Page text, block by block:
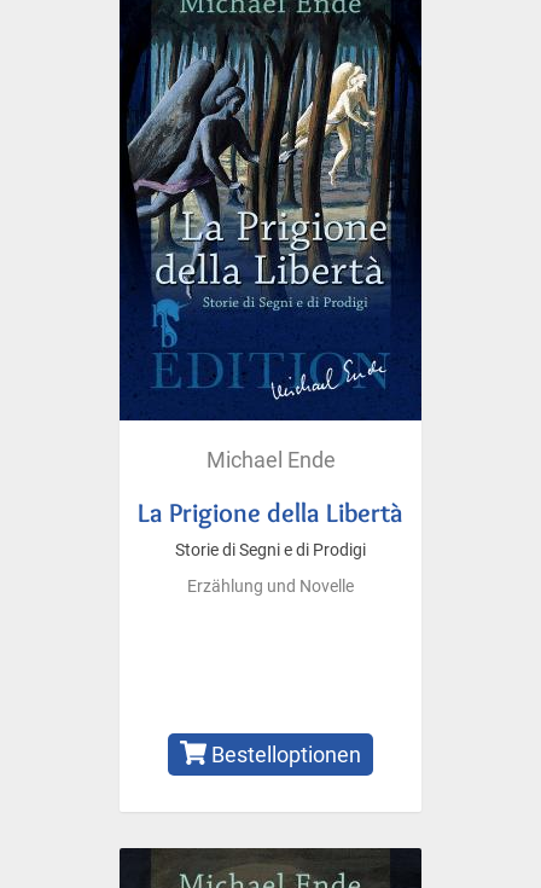
Michael Ende
La Prigione della Libertà
Storie di Segni e di Prodigi
Erzählung und Novelle
Bestelloptionen